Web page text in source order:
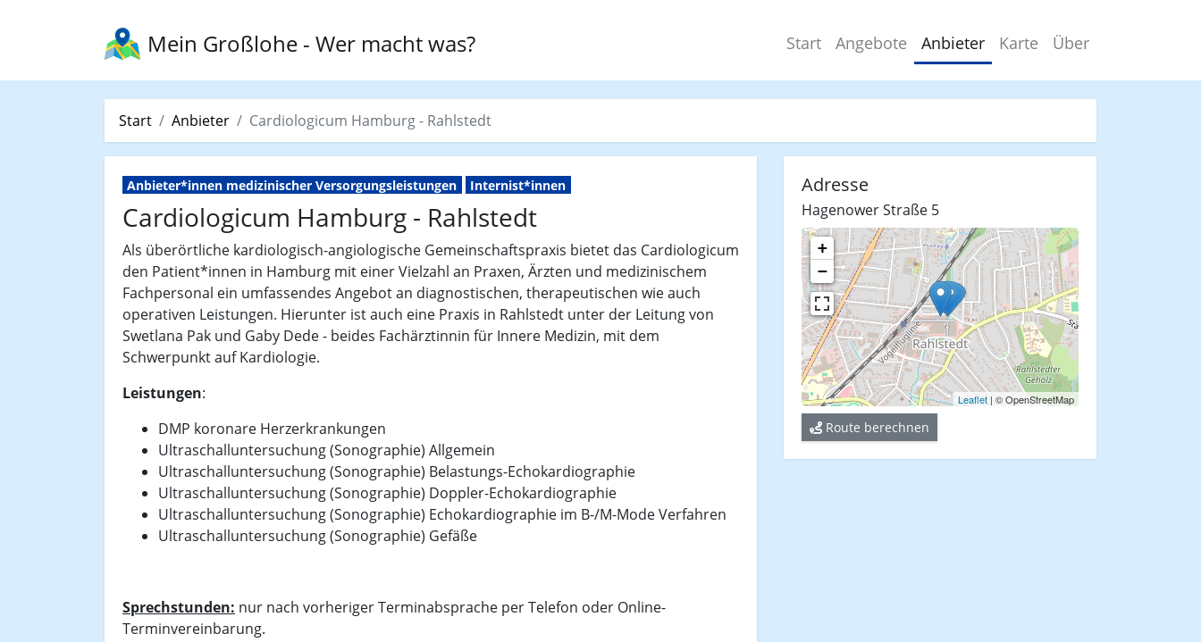
Mein Großlohe - Wer macht was? Start Angebote Anbieter Karte Über
Start Anbieter Cardiologicum Hamburg - Rahlstedt
Anbieter*innen medizinischer Versorgungsleistungen Internist*innen
Cardiologicum Hamburg - Rahlstedt
Als überörtliche kardiologisch-angiologische Gemeinschaftspraxis bietet das Cardiologicum
den Patient*innen in Hamburg mit einer Vielzahl an Praxen, Ärzten und medizinischem
Fachpersonal ein umfassendes Angebot an diagnostischen, therapeutischen wie auch
operativen Leistungen. Hierunter ist auch eine Praxis in Rahlstedt unter der Leitung von
Swetlana Pak und Gaby Dede - beides Fachärztinnin für Innere Medizin, mit dem
Schwerpunkt auf Kardiologie.
Leistungen:
DMP koronare Herzerkrankungen
Ultraschalluntersuchung (Sonographie) Allgemein
Ultraschalluntersuchung (Sonographie) Belastungs-Echokardiographie
Ultraschalluntersuchung (Sonographie) Doppler-Echokardiographie
Ultraschalluntersuchung (Sonographie) Echokardiographie im B-/M-Mode Verfahren
Ultraschalluntersuchung (Sonographie) Gefäße
Sprechstunden: nur nach vorheriger Terminabsprache per Telefon oder Online-
Terminvereinbarung.
Adresse
Hagenower Straße 5
+
−
Leaflet | © OpenStreetMap
Route berechnen